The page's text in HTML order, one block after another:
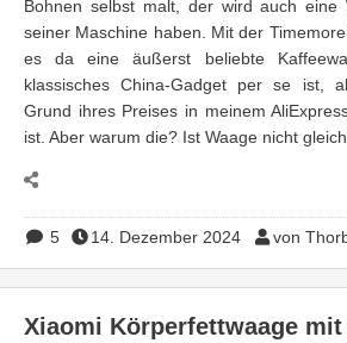
Bohnen selbst malt, der wird auch eine
seiner Maschine haben. Mit der
es da eine äußerst beliebte
klassisches China-Gadget per se ist,
Grund ihres Preises in meinem
ist. Aber warum die? Ist Waage nicht
5 14. Dezember 2024 von
Xiaomi Körperfettwaage